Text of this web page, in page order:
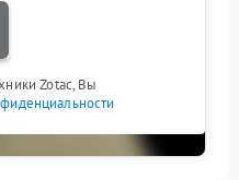
Zotac, Вы